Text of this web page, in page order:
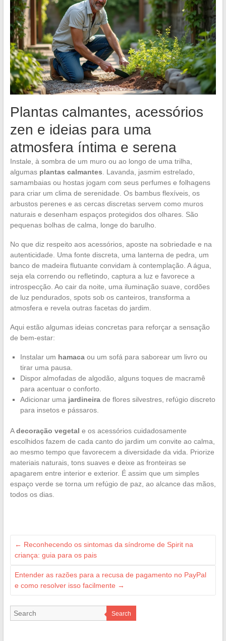
Plantas calmantes, acessórios
zen e ideias para uma
atmosfera íntima e serena
Instale, à sombra de um muro ou ao longo de uma trilha,
algumas plantas calmantes . Lavanda, jasmim estrelado,
samambaias ou hostas jogam com seus perfumes e folhagens
para criar um clima de serenidade. Os bambus flexíveis, os
arbustos perenes e as cercas discretas servem como muros
naturais e desenham espaços protegidos dos olhares. São
pequenas bolhas de calma, longe do barulho.
No que diz respeito aos acessórios, aposte na sobriedade e na
autenticidade. Uma fonte discreta, uma lanterna de pedra, um
banco de madeira flutuante convidam à contemplação. A água,
seja ela correndo ou refletindo, captura a luz e favorece a
introspecção. Ao cair da noite, uma iluminação suave, cordões
de luz pendurados, spots sob os canteiros, transforma a
atmosfera e revela outras facetas do jardim.
Aqui estão algumas ideias concretas para reforçar a sensação
de bem-estar:
Instalar um hamacaou um sofá para saborear um livro ou
tirar uma pausa.
Dispor almofadas de algodão, alguns toques de macramê
para acentuar o conforto.
Adicionar uma jardineirade flores silvestres, refúgio discreto
para insetos e pássaros.
Adecoração vegetal e os acessórios cuidadosamente
escolhidos fazem de cada canto do jardim um convite ao calma,
ao mesmo tempo que favorecem a diversidade da vida. Priorize
materiais naturais, tons suaves e deixe as fronteiras se
apagarem entre interior e exterior. É assim que um simples
espaço verde se torna um refúgio de paz, ao alcance das mãos,
todos os dias.
← Reconhecendo os sintomas da síndrome de Spirit na
criança: guia para os pais
Entender as razões para a recusa de pagamento no PayPal
e como resolver isso facilmente →
Search